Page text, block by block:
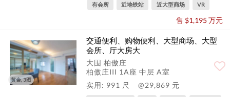
有会所 近地铁站 近大型商场 VR
售 $1,195 万元
黄金, 3图
交通便利、购物便利、大型商场、大型
会所、厅大房大
大围 柏傲庄
柏傲庄III 1A座 中层 A室
实用: 991 尺
@29,869 元